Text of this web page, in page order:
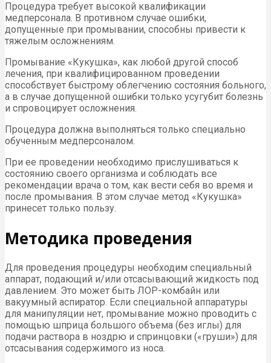
Процедура требует высокой квалификации
медперсонала. В противном случае ошибки,
допущенные при промывании, способны привести к
тяжелым осложнениям.
Промывание «Кукушка», как любой другой способ
лечения, при квалифицированном проведении
способствует быстрому облегчению состояния больного,
а в случае допущенной ошибки только усугубит болезнь
и спровоцирует осложнения.
Процедура должна выполняться только специально
обученным медперсоналом.
При ее проведении необходимо прислушиваться к
состоянию своего организма и соблюдать все
рекомендации врача о том, как вести себя во время и
после промывания. В этом случае метод «Кукушка»
принесет только пользу.
Методика проведения
Для проведения процедуры необходим специальный
аппарат, подающий и/или отсасывающий жидкость под
давлением. Это может быть ЛОР-комбайн или
вакуумный аспиратор. Если специальной аппаратуры
для манипуляции нет, промывание можно проводить с
помощью шприца большого объема (без иглы) для
подачи раствора в ноздрю и спринцовки («груши») для
отсасывания содержимого из носа.